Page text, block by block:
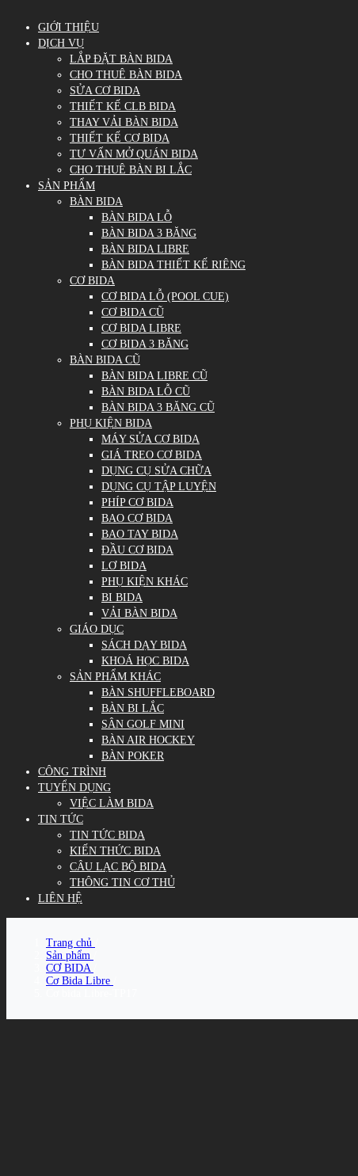
GIỚI THIỆU
DỊCH VỤ
LẮP ĐẶT BÀN BIDA
CHO THUÊ BÀN BIDA
SỬA CƠ BIDA
THIẾT KẾ CLB BIDA
THAY VẢI BÀN BIDA
THIẾT KẾ CƠ BIDA
TƯ VẤN MỞ QUÁN BIDA
CHO THUÊ BÀN BI LẮC
SẢN PHẨM
BÀN BIDA
BÀN BIDA LỖ
BÀN BIDA 3 BĂNG
BÀN BIDA LIBRE
BÀN BIDA THIẾT KẾ RIÊNG
CƠ BIDA
CƠ BIDA LỖ (POOL CUE)
CƠ BIDA CŨ
CƠ BIDA LIBRE
CƠ BIDA 3 BĂNG
BÀN BIDA CŨ
BÀN BIDA LIBRE CŨ
BÀN BIDA LỖ CŨ
BÀN BIDA 3 BĂNG CŨ
PHỤ KIỆN BIDA
MÁY SỬA CƠ BIDA
GIÁ TREO CƠ BIDA
DỤNG CỤ SỬA CHỮA
DỤNG CỤ TẬP LUYỆN
PHÍP CƠ BIDA
BAO CƠ BIDA
BAO TAY BIDA
ĐẦU CƠ BIDA
LƠ BIDA
PHỤ KIỆN KHÁC
BI BIDA
VẢI BÀN BIDA
GIÁO DỤC
SÁCH DẠY BIDA
KHOÁ HỌC BIDA
SẢN PHẨM KHÁC
BÀN SHUFFLEBOARD
BÀN BI LẮC
SÂN GOLF MINI
BÀN AIR HOCKEY
BÀN POKER
CÔNG TRÌNH
TUYỂN DỤNG
VIỆC LÀM BIDA
TIN TỨC
TIN TỨC BIDA
KIẾN THỨC BIDA
CÂU LẠC BỘ BIDA
THÔNG TIN CƠ THỦ
LIÊN HỆ
Trang chủ
Sản phẩm
CƠ BIDA
Cơ Bida Libre